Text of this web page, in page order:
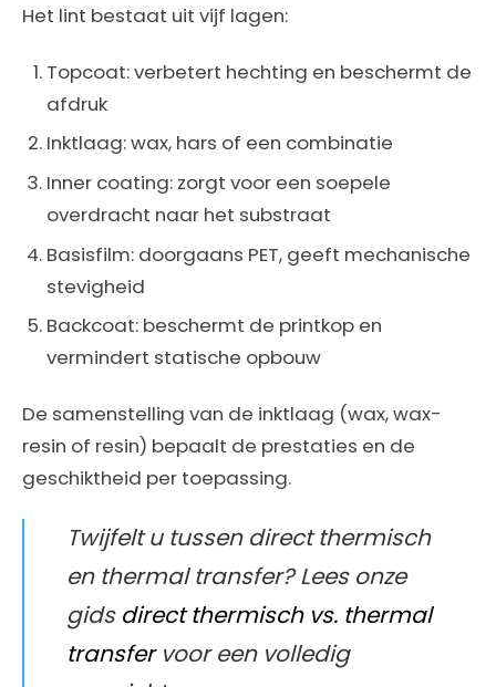
Het lint bestaat uit vijf lagen:
Topcoat: verbetert hechting en beschermt de
afdruk
Inktlaag: wax, hars of een combinatie
Inner coating: zorgt voor een soepele
overdracht naar het substraat
Basisfilm: doorgaans PET, geeft mechanische
stevigheid
Backcoat: beschermt de printkop en
vermindert statische opbouw
De samenstelling van de inktlaag (wax, wax-
resin of resin) bepaalt de prestaties en de
geschiktheid per toepassing.
Twijfelt u tussen direct thermisch
en thermal transfer? Lees onze
gids direct thermisch vs. thermal
transfervoor een volledig